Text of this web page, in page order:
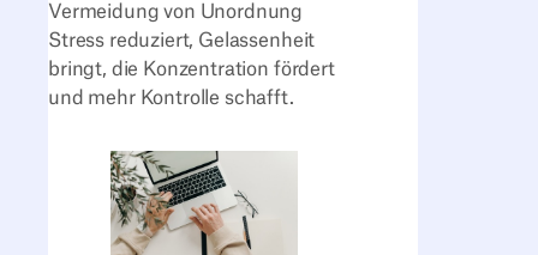
Vermeidung von Unordnung
Stress reduziert, Gelassenheit
bringt, die Konzentration fördert
und mehr Kontrolle schafft.